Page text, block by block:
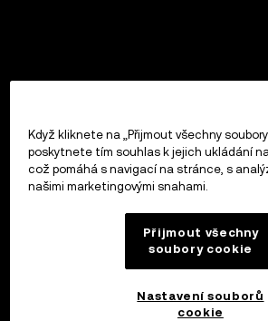
Když kliknete na „Přijmout všechny
poskytnete tím souhlas k jejich ukládání
což pomáhá s navigací na stránce, s
našimi marketingovými snahami.
Přijmout všechny
soubory cookie
Nastavení souborů
cookie